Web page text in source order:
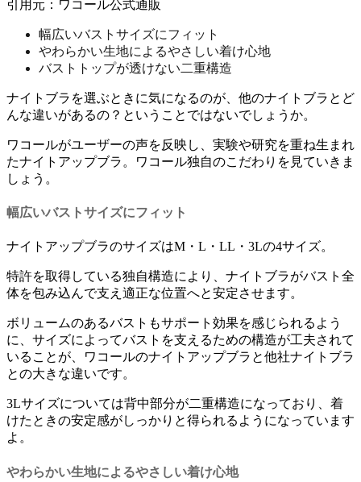
引用元：ワコール公式通販
幅広いバストサイズにフィット
やわらかい生地によるやさしい着け心地
バストトップが透けない二重構造
ナイトブラを選ぶときに気になるのが、他のナイトブラとど
んな違いがあるの？ということではないでしょうか。
ワコールがユーザーの声を反映し、実験や研究を重ね生まれ
たナイトアップブラ。ワコール独自のこだわりを見ていきま
しょう。
幅広いバストサイズにフィット
ナイトアップブラのサイズはM・L・LL・3Lの4サイズ。
特許を取得している独自構造により、ナイトブラがバスト全
体を包み込んで支え適正な位置へと安定させます。
ボリュームのあるバストもサポート効果を感じられるよう
に、 サイズによってバストを支えるための構造が工夫されて
いることが、ワコールのナイトアップブラと他社ナイトブラ
との大きな違いです。
3Lサイズについては背中部分が二重構造になっており、着
けたときの安定感がしっかりと得られるようになっています
よ。
やわらかい生地によるやさしい着け心地